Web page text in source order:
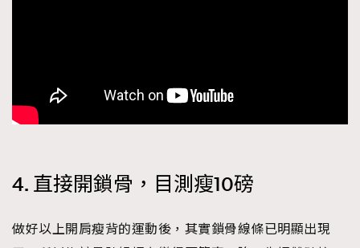
4. 直接開鎖骨，目測瘦10磅
做好以上開肩瘦背的運動後，其實鎖骨線條已明顯出現